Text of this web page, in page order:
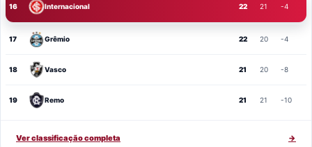
16 Internacional 22 21 -4
17 Grêmio 22 20 -4
18 Vasco 21 20 -8
19 Remo 21 21 -10
Ver classificação completa →